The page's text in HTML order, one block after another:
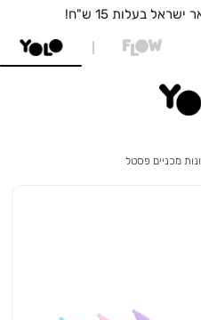
בעלות 15 ש"ח!
סט